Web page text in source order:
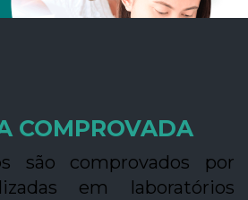
COMPROVADA
são comprovados por
em laboratórios